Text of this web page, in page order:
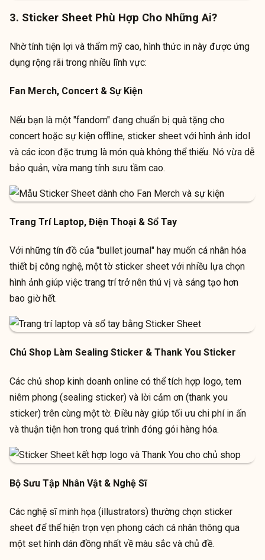
3. Sticker Sheet Phù Hợp Cho Những Ai?
Nhờ tính tiện lợi và thẩm mỹ cao, hình thức in này được ứng
dụng rộng rãi trong nhiều lĩnh vực:
Fan Merch, Concert & Sự Kiện
Nếu bạn là một "fandom" đang chuẩn bị quà tặng cho
concert hoặc sự kiện offline, sticker sheet với hình ảnh idol
và các icon đặc trưng là món quà không thể thiếu. Nó vừa dễ
bảo quản, vừa mang tính sưu tầm cao.
Trang Trí Laptop, Điện Thoại & Sổ Tay
Với những tín đồ của "bullet journal" hay muốn cá nhân hóa
thiết bị công nghệ, một tờ sticker sheet với nhiều lựa chọn
hình ảnh giúp việc trang trí trở nên thú vị và sáng tạo hơn
bao giờ hết.
Chủ Shop Làm Sealing Sticker & Thank You Sticker
Các chủ shop kinh doanh online có thể tích hợp logo, tem
niêm phong (sealing sticker) và lời cảm ơn (thank you
sticker) trên cùng một tờ. Điều này giúp tối ưu chi phí in ấn
và thuận tiện hơn trong quá trình đóng gói hàng hóa.
Bộ Sưu Tập Nhân Vật & Nghệ Sĩ
Các nghệ sĩ minh họa (illustrators) thường chọn sticker
sheet để thể hiện trọn vẹn phong cách cá nhân thông qua
một set hình dán đồng nhất về màu sắc và chủ đề.